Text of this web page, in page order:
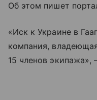
Об этом пишет
«Иск к Украине в
компания,
15 членов экипажа»,